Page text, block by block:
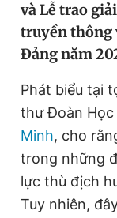
Sản phẩm khác
Thông tin tòa
và Lễ trao
truyền thông
Đảng năm
Phát biểu tại
thư Đoàn Học
Minh, cho
trong những
lực thù địch
Tuy nhiên,